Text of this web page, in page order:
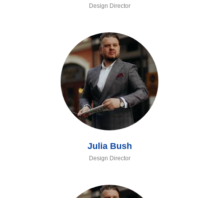
Design Director
Julia Bush
Design Director